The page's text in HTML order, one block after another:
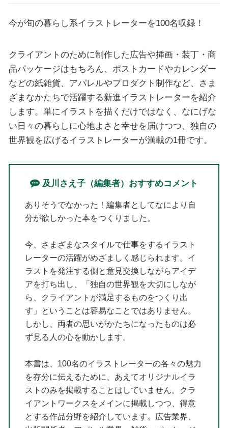
今が旬の暮らし系イラストレーターを100名収録！
クライアントのために制作した広告や挿画・装丁・商
品パッケージはもちろん、ポストカードやカレンダー
などの紙雑貨、アパレルやプロダクト制作など、さま
ざまなかたちで活躍する新進イラストレーターを紹介
します。単にイラストを描くだけではなく、なにげな
い日々の暮らしに心地よさと幸せを届けつつ、独自の
世界観を広げるイラストレーターが満載の1冊です。
及川さえ子（編集者）おすすめコメント
ありそうでなかった！編集者としてなにより自
分が欲しかった本をつくりました。
今、さまざまなスタイルで仕事をするイラスト
レーターの活躍がめざましく感じられます。イ
ラストを発注する側と意見交換しながらアイデ
アを打ち出し、「独自の世界観を大切にしなが
ら、クライアントが満足するものをつくり出
す」ということは容易なことではありません。
しかし、両者の思いがかたちになったものは必
ず見る人の心を動かします。
本書は、100名のイラストレーターの各々の魅力
を存分に伝えるために、あえてオリジナルイラ
ストのみを掲載することはしていません。クラ
イアントワークスをメインに掲載しつつ、得意
とする作品分野を紹介しています。広告業界、